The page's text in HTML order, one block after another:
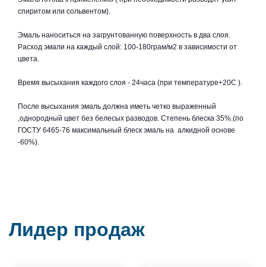
спиритом или сольвентом).
Эмаль наноситься на загрунтованную поверхность в два слоя.
Расход эмали на каждый слой: 100-180грам/м2 в зависимости от
цвета.
Время высыхания каждого слоя - 24часа (при температуре+20С ).
После высыхания эмаль должна иметь четко выраженный
,однородный цвет без белесых разводов. Степень блеска 35%.(по
ГОСТУ 6465-76 максимальный блеск эмаль на алкидной основе
-60%).
Лидер продаж